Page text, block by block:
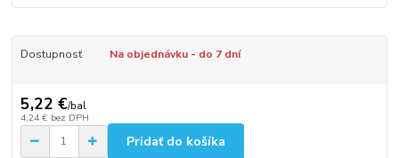
Dostupnosť Na objednávku - do 7 dní
5,22 €/bal
4,24 € bez DPH
Pridať do košíka